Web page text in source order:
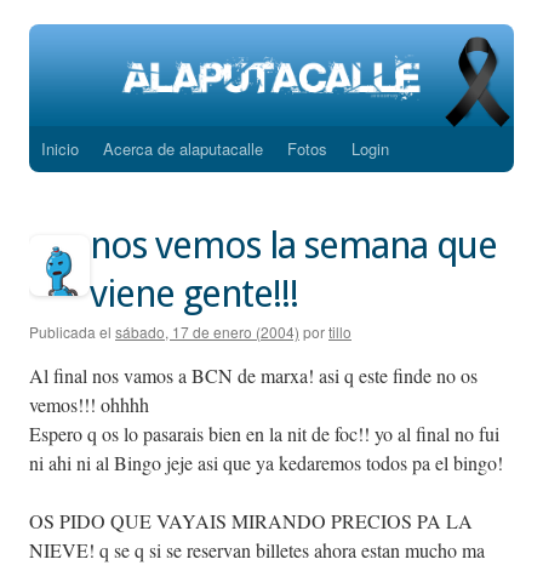
Saltar
contenido
Inicio Acerca de alaputacalle Fotos Login
nos vemos la semana que
viene gente!!!
Publicada el sábado, 17 de enero (2004) portillo
Al final nos vamos a BCN de marxa! asi q este finde no os
vemos!!! ohhhh
Espero q os lo pasarais bien en la nit de foc!! yo al final no fui
ni ahi ni al Bingo jeje asi que ya kedaremos todos pa el bingo!
OS PIDO QUE VAYAIS MIRANDO PRECIOS PA LA
NIEVE! q se q si se reservan billetes ahora estan mucho ma